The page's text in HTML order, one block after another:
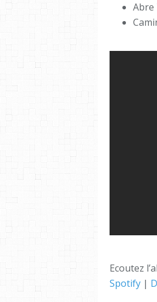
Abre
Ecoutez
Spotify |